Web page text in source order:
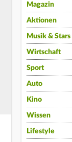
Magazin
Aktionen
Musik & Stars
Wirtschaft
Sport
Auto
Kino
Wissen
Lifestyle